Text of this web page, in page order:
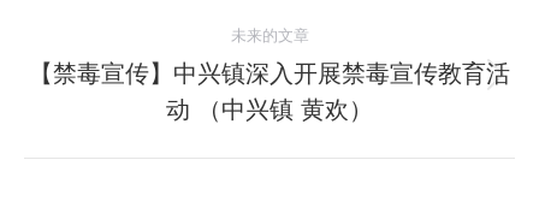
章：
未来的文章
未
来
的
【禁毒宣传】中兴镇深入开展禁毒宣传教育活
动 （中兴镇 黄欢）